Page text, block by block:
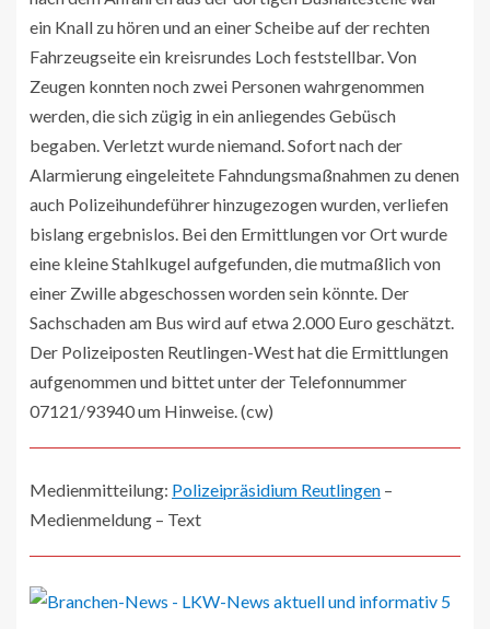
ein Knall zu hören und an einer Scheibe auf der rechten
Fahrzeugseite ein kreisrundes Loch feststellbar. Von
Zeugen konnten noch zwei Personen wahrgenommen
werden, die sich zügig in ein anliegendes Gebüsch
begaben. Verletzt wurde niemand. Sofort nach der
Alarmierung eingeleitete Fahndungsmaßnahmen zu denen
auch Polizeihundeführer hinzugezogen wurden, verliefen
bislang ergebnislos. Bei den Ermittlungen vor Ort wurde
eine kleine Stahlkugel aufgefunden, die mutmaßlich von
einer Zwille abgeschossen worden sein könnte. Der
Sachschaden am Bus wird auf etwa 2.000 Euro geschätzt.
Der Polizeiposten Reutlingen-West hat die Ermittlungen
aufgenommen und bittet unter der Telefonnummer
07121/93940 um Hinweise. (cw)
Medienmitteilung: Polizeipräsidium Reutlingen –
Medienmeldung – Text